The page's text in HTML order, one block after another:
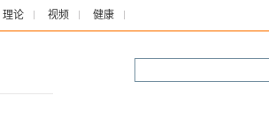
理论 视频 健康